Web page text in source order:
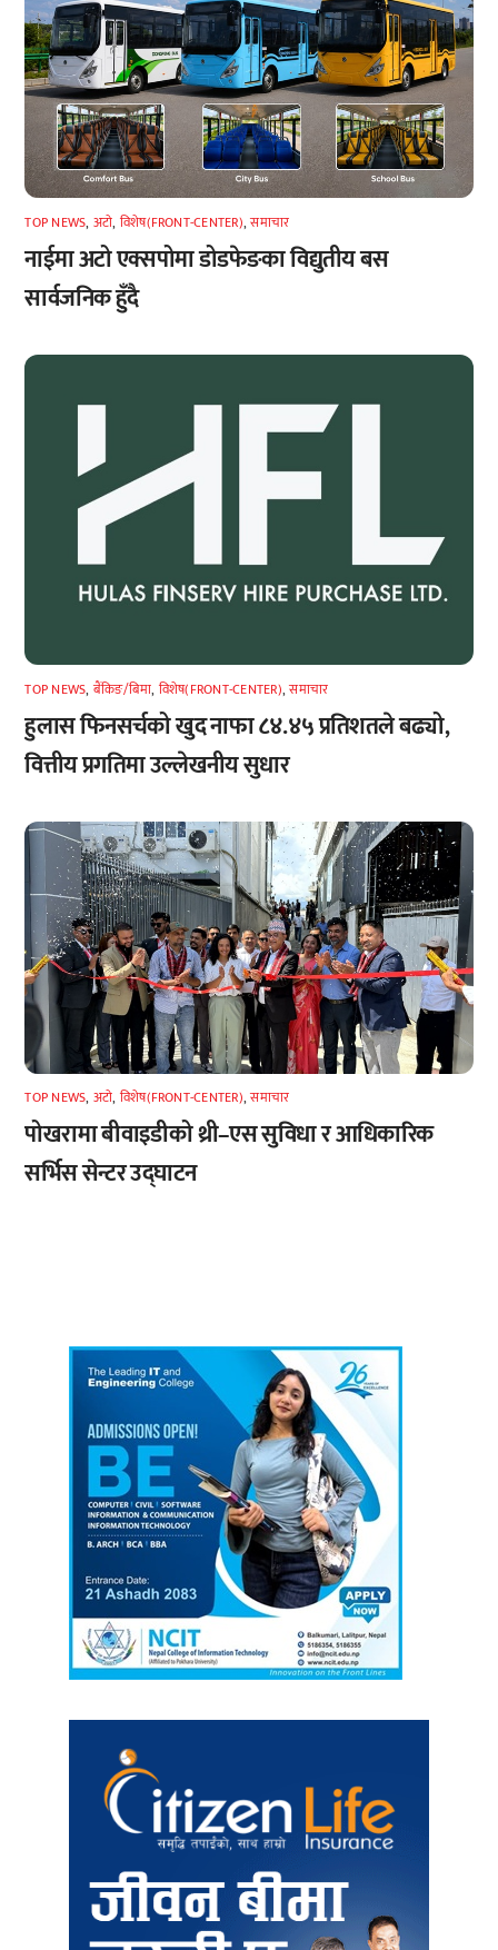
TOP NEWS, अटाे, विशेष(FRONT-CENTER),समाचार
नाईमा अटो एक्सपोमा डोडफेङका विद्युतीय बस
सार्वजनिक हुँदै
TOP NEWS, बैंकिङ/बिमा, विशेष(FRONT-CENTER),समाचार
हुलास फिनसर्चको खुद नाफा ८४.४५ प्रतिशतले बढ्यो,
वित्तीय प्रगतिमा उल्लेखनीय सुधार
TOP NEWS, अटाे, विशेष(FRONT-CENTER),समाचार
पोखरामा बीवाइडीको थ्री–एस सुविधा र आधिकारिक
सर्भिस सेन्टर उद्घाटन